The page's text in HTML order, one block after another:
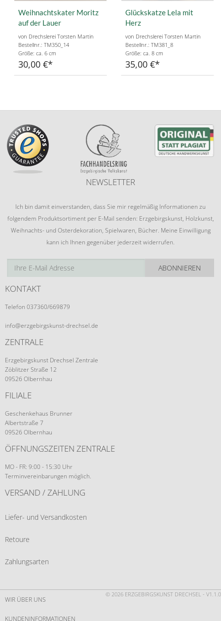
Weihnachtskater Moritz
auf der Lauer
von Drechslerei Torsten Martin
Bestellnr.: TM350_14
Größe: ca. 6 cm
30,00 €
Glückskatze Lela mit
Herz
von Drechslerei Torsten Martin
Bestellnr.: TM381_8
Größe: ca. 8 cm
35,00 €
NEWSLETTER
Ich bin damit einverstanden, dass Sie mir regelmäßig Informationen zu
folgendem Produktsortiment per E-Mail senden: Erzgebirgskunst, Holzkunst,
Weihnachts- und Osterdekoration, Spielwaren, Bücher. Meine Einwilligung
kann ich Ihnen gegenüber jederzeit widerrufen.
ABONNIEREN
KONTAKT
Telefon 037360/669879
info@erzgebirgskunst-drechsel.de
ZENTRALE
Erzgebirgskunst Drechsel Zentrale
Zöblitzer Straße 12
09526 Olbernhau
FILIALE
Geschenkehaus Brunner
Albertstraße 7
09526 Olbernhau
ÖFFNUNGSZEITEN ZENTRALE
MO - FR: 9:00 - 15:30 Uhr
Terminvereinbarungen möglich.
VERSAND / ZAHLUNG
Liefer- und Versandkosten
Retoure
Zahlungsarten
© 2026 ERZGEBIRGSKUNST DRECHSEL - V1.1.0
WIR ÜBER UNS
KUNDENINFORMATIONEN